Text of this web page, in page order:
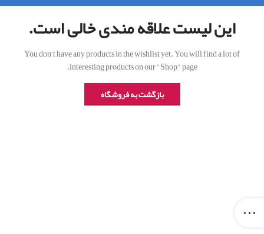
این لیست علاقه مندی خالی است.
You don't have any products in the wishlist yet.You will find a lot of
interesting products on our "Shop" page.
بازگشت به فروشگاه